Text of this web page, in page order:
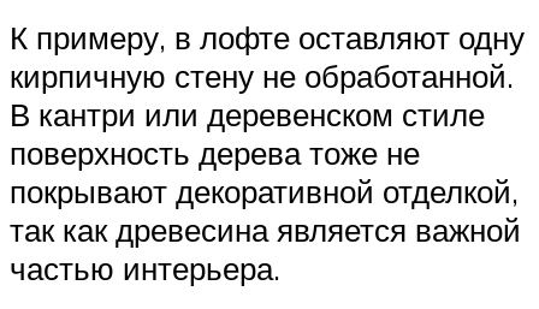
К примеру, в лофте оставляют одну
кирпичную стену не обработанной.
В кантри или деревенском стиле
поверхность дерева тоже не
покрывают декоративной отделкой,
так как древесина является важной
частью интерьера.